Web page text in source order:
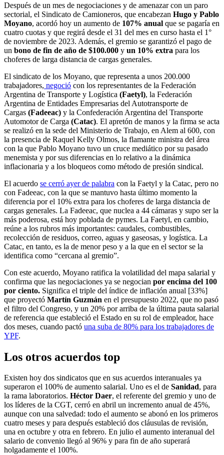
Después de un mes de negociaciones y de amenazar con un paro
sectorial, el Sindicato de Camioneros, que encabezan Hugo y Pablo
Moyano, acordó hoy un aumento de 107% anual que se pagaría en
cuatro cuotas y que regirá desde el 31 del mes en curso hasta el 1°
de noviembre de 2023. Además, el gremio se garantizó el pago de
un bono de fin de año de $100.000 y un 10% extra para los
choferes de larga distancia de cargas generales.
El sindicato de los Moyano, que representa a unos 200.000
trabajadores, negoció con los representantes de la Federación
Argentina de Transporte y Logística (Faetyl), la Federación
Argentina de Entidades Empresarias del Autotransporte de
Cargas (Fadeeac) y la Confederación Argentina del Transporte
Automotor de Carga (Catac). El apretón de manos y la firma se acta
se realizó en la sede del Ministerio de Trabajo, en Alem al 600, con
la presencia de Raquel Kelly Olmos, la flamante ministra del área
con la que Pablo Moyano tuvo un cruce mediático por su pasado
menemista y por sus diferencias en lo relativo a la dinámica
inflacionaria y a los bloqueos como método de presión sindical.
El acuerdo se cerró ayer de palabra con la Faetyl y la Catac, pero no
con Fadeeac, con la que se mantuvo hasta último momento la
diferencia por el 10% extra para los choferes de larga distancia de
cargas generales. La Fadeeac, que nuclea a 44 cámaras y supo ser la
más poderosa, está hoy poblada de pymes. La Faetyl, en cambio,
reúne a los rubros más importantes: caudales, combustibles,
recolección de residuos, correo, aguas y gaseosas, y logística. La
Catac, en tanto, es la de menor peso y a la que en el sector se la
identifica como “cercana al gremio”.
Con este acuerdo, Moyano ratifica la volatilidad del mapa salarial y
confirma que las negociaciones ya se negocian por encima del 100
por ciento. Significa el triple del índice de inflación anual [33%]
que proyectó Martín Guzmán en el presupuesto 2022, que no pasó
el filtro del Congreso, y un 20% por arriba de la última pauta salarial
de referencia que estableció el Estado en su rol de empleador, hace
dos meses, cuando pactó una suba de 80% para los trabajadores de
YPF.
Los otros acuerdos top
Existen hoy dos sindicatos que en sus acuerdos interanuales ya
superaron el 100% de aumento salarial. Uno es el de Sanidad, para
la rama laboratorios. Héctor Daer, el referente del gremio y uno de
los líderes de la CGT, cerró en abril un incremento anual de 45%,
aunque con una salvedad: todo el aumento se abonó en los primeros
cuatro meses y para después estableció dos cláusulas de revisión,
una en octubre y otra en febrero. En julio el aumento interanual del
salario de convenio llegó al 96% y para fin de año superará
holgadamente el 100%.